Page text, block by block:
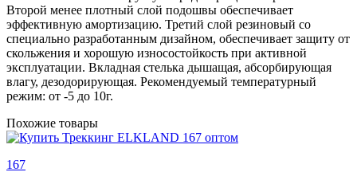
Второй менее плотный слой подошвы обеспечивает
эффективную амортизацию. Третий слой резиновый со
специально разработанным дизайном, обеспечивает защиту от
скольжения и хорошую износостойкость при активной
эксплуатации. Вкладная стелька дышащая, абсорбирующая
влагу, дезодорирующая. Рекомендуемый температурный
режим: от -5 до 10г.
Похожие товары
167